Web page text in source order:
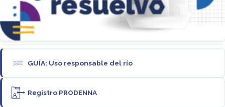
GUÍA: Uso responsable del río
Registro PRODENNA